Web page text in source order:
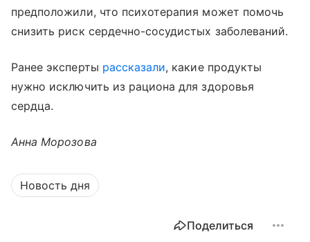
предположили, что психотерапия может помочь
снизить риск сердечно-сосудистых заболеваний.
Ранее эксперты рассказали, какие продукты
нужно исключить из рациона для здоровья
сердца.
Анна Морозова
Новость дня
Поделиться